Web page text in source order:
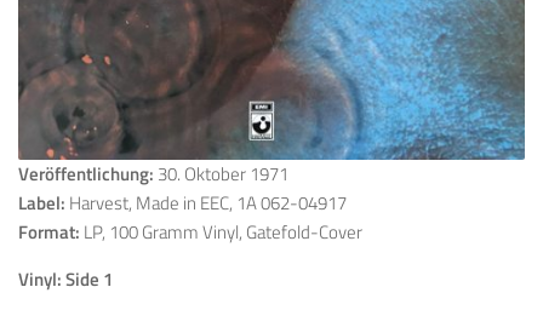
Veröffentlichung: 30. Oktober 1971
Label: Harvest, Made in EEC, 1A 062-04917
Format: LP, 100 Gramm Vinyl, Gatefold-Cover
Vinyl: Side 1